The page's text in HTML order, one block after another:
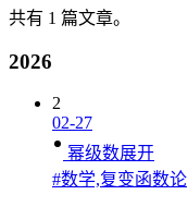
共有 1 篇文章。
2026
2
02-27
幂级数展开
#数学,复变函数论